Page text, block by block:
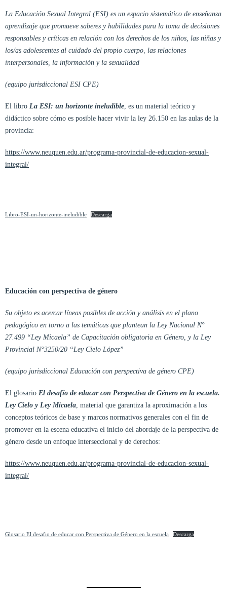
La Educación Sexual Integral (ESI) es un espacio sistemático de enseñanza
aprendizaje que promueve saberes y habilidades para la toma de decisiones
responsables y críticas en relación con los derechos de los niños, las niñas y
los/as adolescentes al cuidado del propio cuerpo, las relaciones
interpersonales, la información y la sexualidad
(equipo jurisdiccional ESI CPE)
El libro La ESI: un horizonte ineludible, es un material teórico y
didáctico sobre cómo es posible hacer vivir la ley 26.150 en las aulas de la
provincia:
https://www.neuquen.edu.ar/programa-provincial-de-educacion-sexual-
integral/
Libro-ESI-un-horizonte-ineludible Descarga
Educación con perspectiva de género
Su objeto es acercar líneas posibles de acción y análisis en el plano
pedagógico en torno a las temáticas que plantean la Ley Nacional N°
27.499 “Ley Micaela” de Capacitación obligatoria en Género, y la Ley
Provincial N°3250/20 “Ley Cielo López”
(equipo jurisdiccional Educación con perspectiva de género CPE)
El glosario El desafío de educar con Perspectiva de Género en la escuela.
Ley Cielo y Ley Micaela, material que garantiza la aproximación a los
conceptos teóricos de base y marcos normativos generales con el fin de
promover en la escena educativa el inicio del abordaje de la perspectiva de
género desde un enfoque interseccional y de derechos:
https://www.neuquen.edu.ar/programa-provincial-de-educacion-sexual-
integral/
Glosario El desafio de educar con Perspectiva de Género en la escuela Descarga